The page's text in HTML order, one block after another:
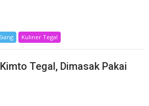
Kuliner Tegal
Tegal, Dimasak Pakai